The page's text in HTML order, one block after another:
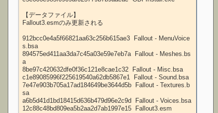
【データファイル】
Fallout3.esmのみ更新される
912bcc0e4a5f66821aa63c256b615ae3  Fallout - MenuVoice
s.bsa
894575ed411aa3da7c45a03e59e7eb7a  Fallout - Meshes.bs
a
8be97c420632dfe0f36c121e8cae1c32  Fallout - Misc.bsa
c1e89085996f225619540a62db5867e1  Fallout - Sound.bsa
7e47e903b705a17ad184649be3644d5b  Fallout - Textures.b
sa
a6b5d41d1bd18415d636b479d96e2c9d  Fallout - Voices.bsa
12c88c48bd809ea5b2aa2d7ab1997e15  Fallout3.esm